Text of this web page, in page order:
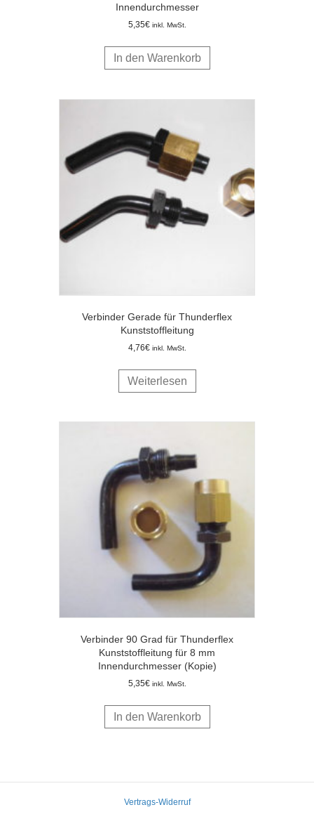
Innendurchmesser
5,35€ inkl. MwSt.
In den Warenkorb
Verbinder Gerade für Thunderflex
Kunststoffleitung
4,76€ inkl. MwSt.
Weiterlesen
Verbinder 90 Grad für Thunderflex
Kunststoffleitung für 8 mm
Innendurchmesser (Kopie)
5,35€ inkl. MwSt.
In den Warenkorb
Vertrags-Widerruf